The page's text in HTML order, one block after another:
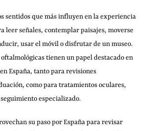
sentidos que más influyen en la experiencia
leer señales, contemplar paisajes, moverse
usar el móvil o disfrutar de un museo.
tienen un papel destacado en
España, tanto para revisiones
como para tratamientos oculares,
especializado.
su paso por España para revisar